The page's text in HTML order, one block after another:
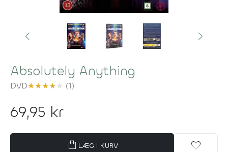
Absolutely Anything
DVD★★★★★ (1)
69,95 kr
shopping_bag LÆG I KURV favorite